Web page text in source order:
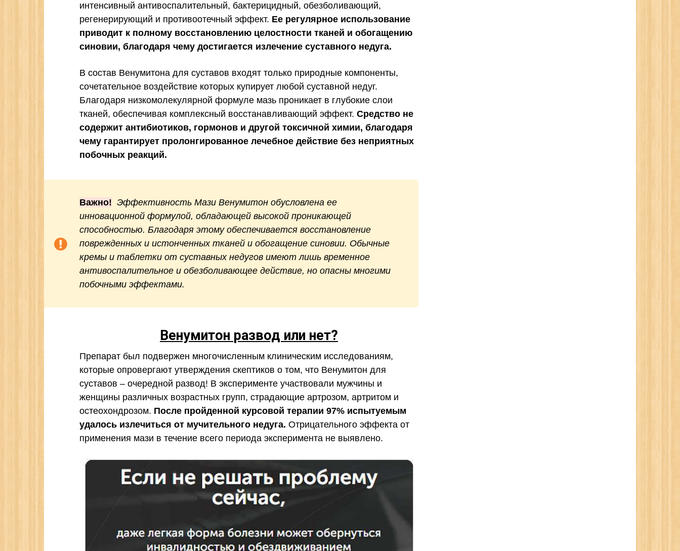
интенсивный антивоспалительный, бактерицидный, обезболивающий,
регенерирующий и противоотечный эффект. Ее регулярное использование
приводит к полному восстановлению целостности тканей и обогащению
синовии, благодаря чему достигается излечение суставного недуга.
В состав Венумитона для суставов входят только природные компоненты,
сочетательное воздействие которых купирует любой суставной недуг.
Благодаря низкомолекулярной формуле мазь проникает в глубокие слои
тканей, обеспечивая комплексный восстанавливающий эффект. Средство не
содержит антибиотиков, гормонов и другой токсичной химии, благодаря
чему гарантирует пролонгированное лечебное действие без неприятных
побочных реакций.
Важно! Эффективность Мази Венумитон обусловлена ее
инновационной формулой, обладающей высокой проникающей
способностью. Благодаря этому обеспечивается восстановление
поврежденных и истонченных тканей и обогащение синовии. Обычные
кремы и таблетки от суставных недугов имеют лишь временное
антивоспалительное и обезболивающее действие, но опасны многими
побочными эффектами.
Венумитон развод или нет?
Препарат был подвержен многочисленным клиническим исследованиям,
которые опровергают утверждения скептиков о том, что Венумитон для
суставов – очередной развод! В эксперименте участвовали мужчины и
женщины различных возрастных групп, страдающие артрозом, артритом и
остеохондрозом. После пройденной курсовой терапии 97% испытуемым
удалось излечиться от мучительного недуга. Отрицательного эффекта от
применения мази в течение всего периода эксперимента не выявлено.